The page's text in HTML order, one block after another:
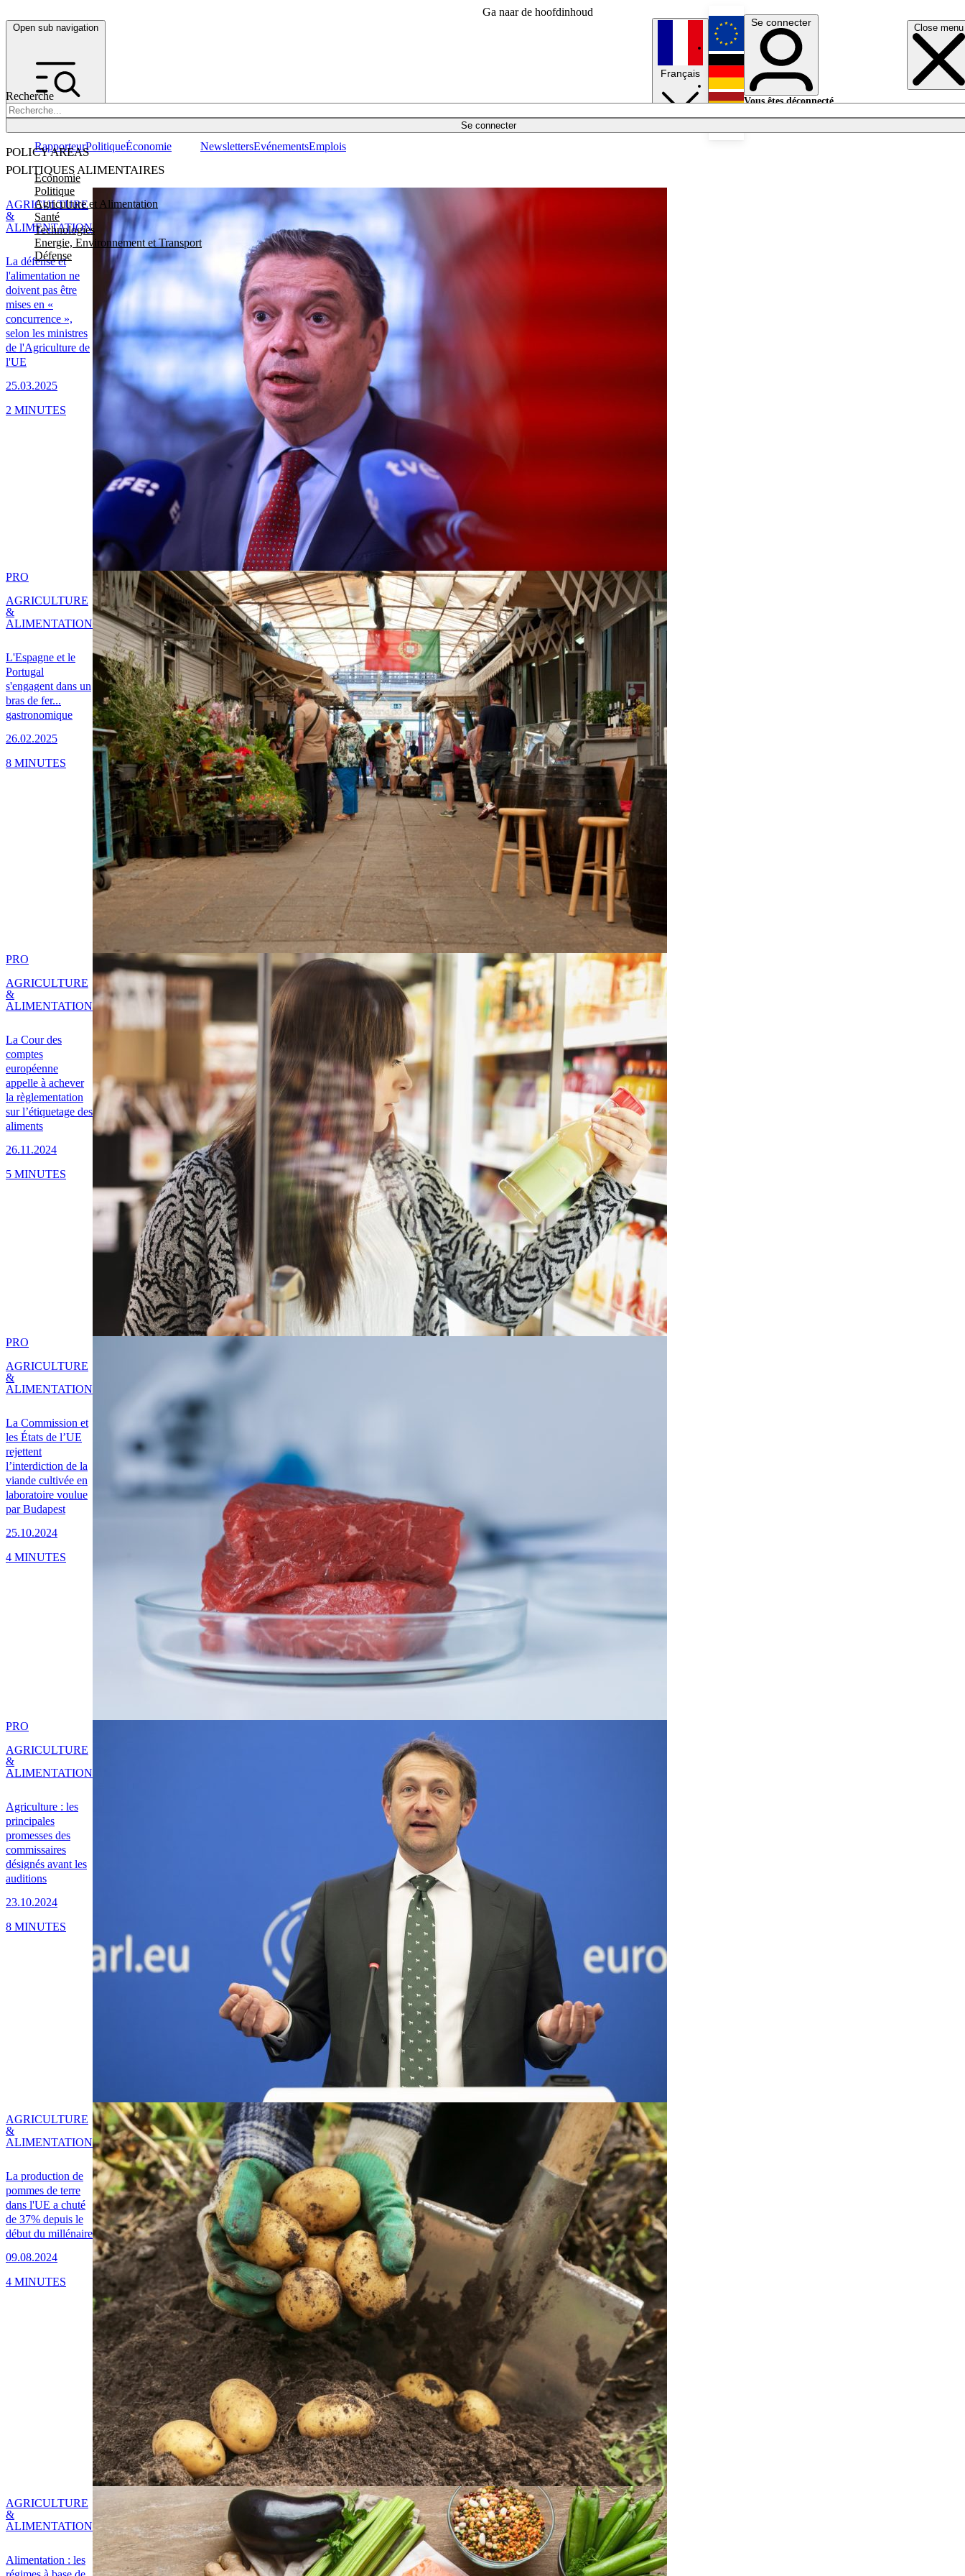
Ga naar de hoofdinhoud
Open sub navigation Close menu
Recherche
Se connecter
POLICY AREAS
Economie
Politique
Agriculture et Alimentation
Santé
Technologies
Energie, Environnement et Transport
Défense
RapporteurPolitiqueÉconomie NewslettersEvénementsEmplois
Français
English
Deutsch
Se connecter
Vous êtes déconnecté.
POLITIQUES ALIMENTAIRES
La défense et
l'alimentation ne
doivent pas être
mises en «
concurrence »,
selon les ministres
de l'Agriculture de
l'UE
25.03.2025
AGRICULTURE
&
ALIMENTATION
2 MINUTES
L'Espagne et le
Portugal
s'engagent dans un
bras de fer...
gastronomique
26.02.2025
PRO
AGRICULTURE
&
ALIMENTATION
8 MINUTES
La Cour des
comptes
européenne
appelle à achever
la règlementation
sur l’étiquetage des
aliments
26.11.2024
PRO
AGRICULTURE
&
ALIMENTATION
5 MINUTES
La Commission et
les États de l’UE
rejettent
l’interdiction de la
viande cultivée en
laboratoire voulue
par Budapest
25.10.2024
PRO
AGRICULTURE
&
ALIMENTATION
4 MINUTES
Agriculture : les
principales
promesses des
commissaires
désignés avant les
auditions
23.10.2024
PRO
AGRICULTURE
&
ALIMENTATION
8 MINUTES
La production de
pommes de terre
dans l'UE a chuté
de 37% depuis le
début du millénaire
09.08.2024
AGRICULTURE
&
ALIMENTATION
4 MINUTES
Alimentation : les
AGRICULTURE
&
ALIMENTATION